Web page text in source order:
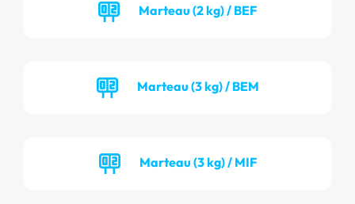
Marteau (2 kg) / BEF
Marteau (3 kg) / BEM
Marteau (3 kg) / MIF